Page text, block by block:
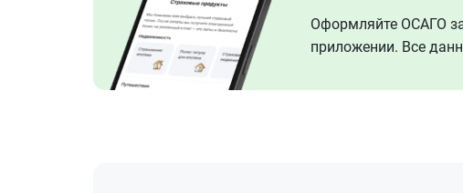
Оформляйте ОСАГО
приложении. Все